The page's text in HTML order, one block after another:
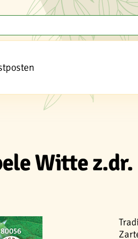
Witte z.dr.